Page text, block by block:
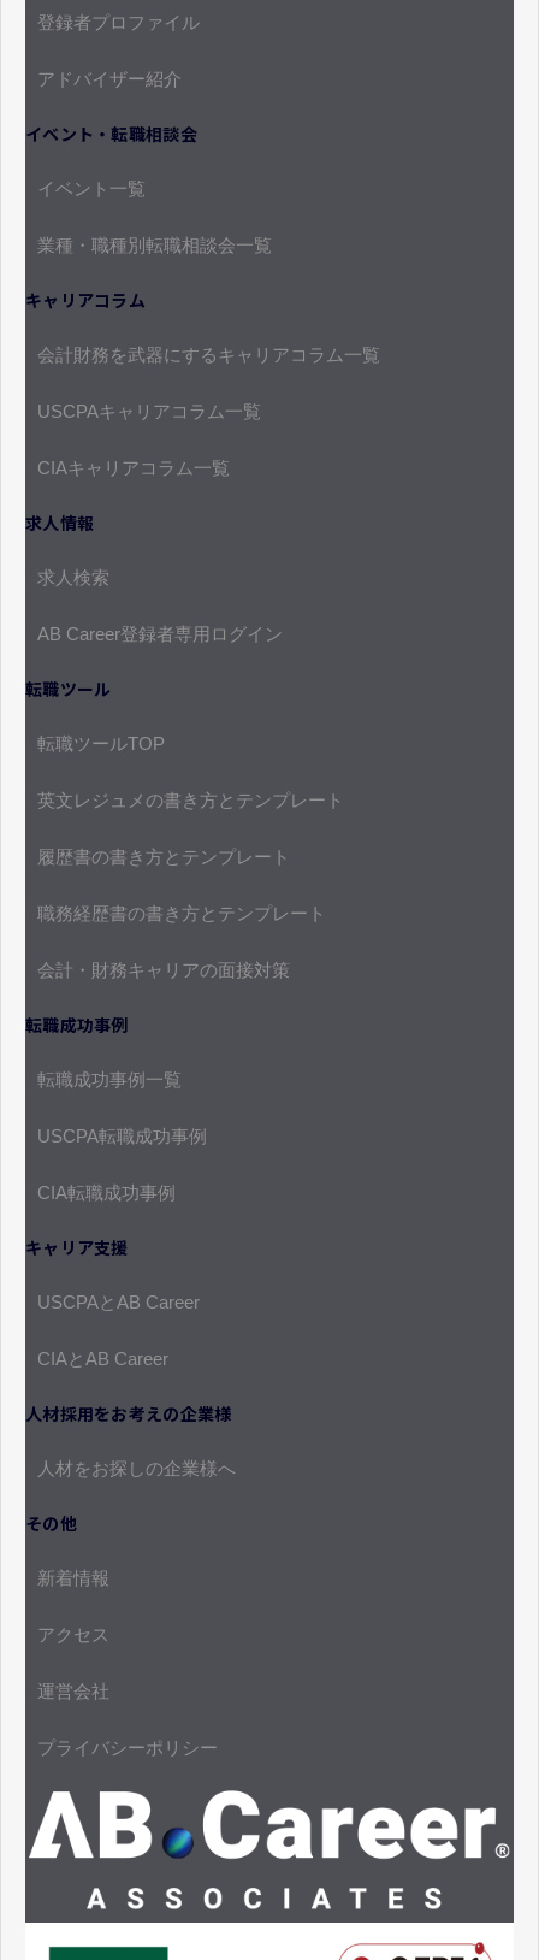
登録者プロファイル
アドバイザー紹介
イベント・転職相談会
イベント一覧
業種・職種別転職相談会一覧
キャリアコラム
会計財務を武器にするキャリアコラム一覧
USCPAキャリアコラム一覧
CIAキャリアコラム一覧
求人情報
求人検索
AB Career登録者専用ログイン
転職ツール
転職ツールTOP
英文レジュメの書き方とテンプレート
履歴書の書き方とテンプレート
職務経歴書の書き方とテンプレート
会計・財務キャリアの面接対策
転職成功事例
転職成功事例一覧
USCPA転職成功事例
CIA転職成功事例
キャリア支援
USCPAとAB Career
CIAとAB Career
人材採用をお考えの企業様
人材をお探しの企業様へ
その他
新着情報
アクセス
運営会社
プライバシーポリシー